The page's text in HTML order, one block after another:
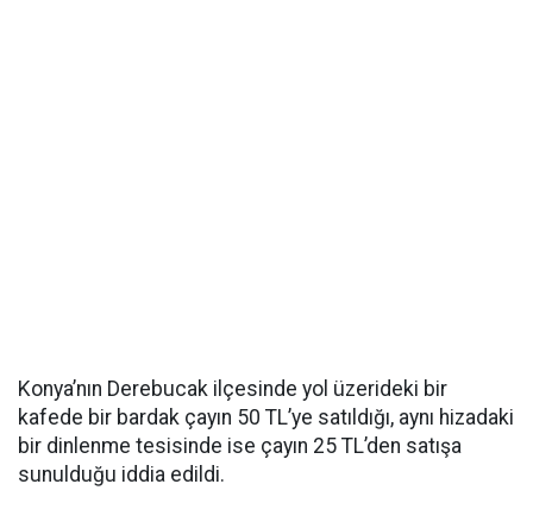
Konya’nın Derebucak ilçesinde yol üzerideki bir
kafede bir bardak çayın 50 TL’ye satıldığı, aynı hizadaki
bir dinlenme tesisinde ise çayın 25 TL’den satışa
sunulduğu iddia edildi.